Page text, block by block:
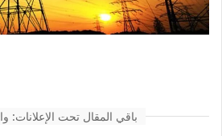
باقي المقال تحت الإعلانات: